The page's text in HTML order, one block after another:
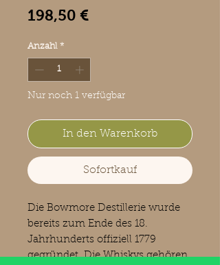
198,50 €Preis
Anzahl *
Nur noch 1 verfügbar
In den Warenkorb
Sofortkauf
Die Bowmore Destillerie wurde
bereits zum Ende des 18.
Jahrhunderts offiziell 1779
gegründet. Die Whiskys gehören